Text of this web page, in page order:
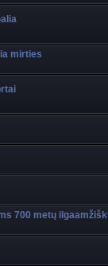
mirties
700 metų